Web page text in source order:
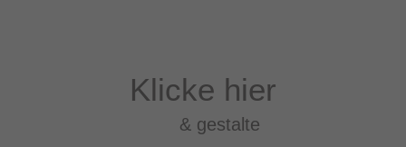
Klicke hier
& gestalte